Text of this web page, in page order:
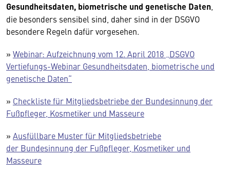
Gesundheitsdaten, biometrische und genetische Daten
die besonders sensibel sind, daher sind in der DSGVO
besondere Regeln dafür vorgesehen.
» Webinar: Aufzeichnung vom 12. April 2018 „DSGVO
Vertiefungs-Webinar Gesundheitsdaten, biometrische und
genetische Daten“
» Checkliste für Mitgliedsbetriebe der Bundesinnung der
Fußpfleger, Kosmetiker und Masseure
» Ausfüllbare Muster für Mitgliedsbetriebe
der Bundesinnung der Fußpfleger, Kosmetiker und
Masseure